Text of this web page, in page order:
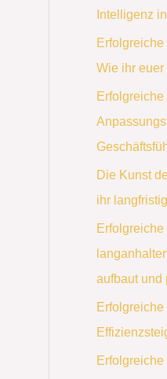
Intelligenz
Wie ihr
Erfolgreiche
Die Kunst
ihr
aufbaut und